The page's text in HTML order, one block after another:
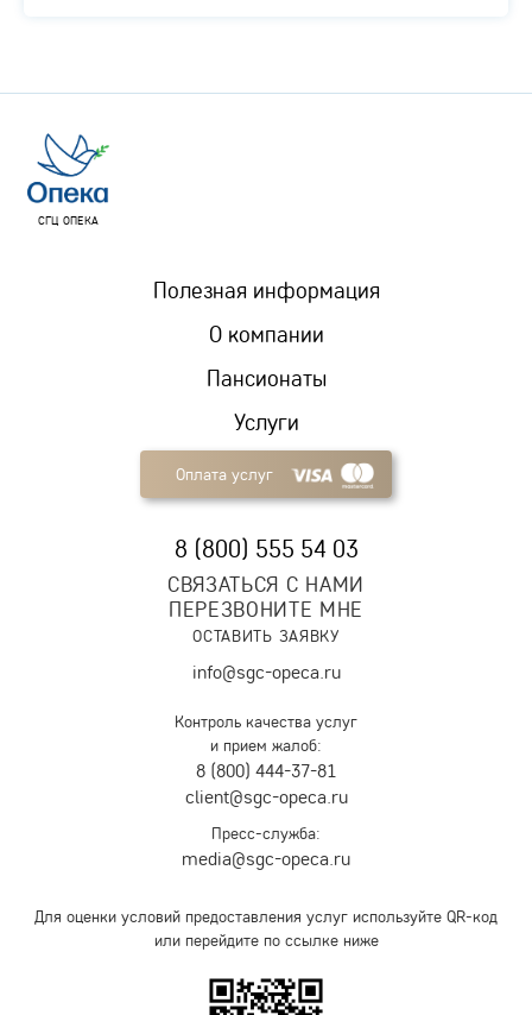
СГЦ ОПЕКА
Пансионаты
Услуги
Полезная информация
О компании
Оплата услуг
8 (800) 555 54 03
СВЯЗАТЬСЯ С НАМИ
ПЕРЕЗВОНИТЕ МНЕ
ОСТАВИТЬ ЗАЯВКУ
info@sgc-opeca.ru
Контроль качества услуг
и прием жалоб:
8 (800) 444-37-81
client@sgc-opeca.ru
Пресс-служба:
media@sgc-opeca.ru
Для оценки условий предоставления услуг используйте QR-код
или перейдите по ссылке ниже